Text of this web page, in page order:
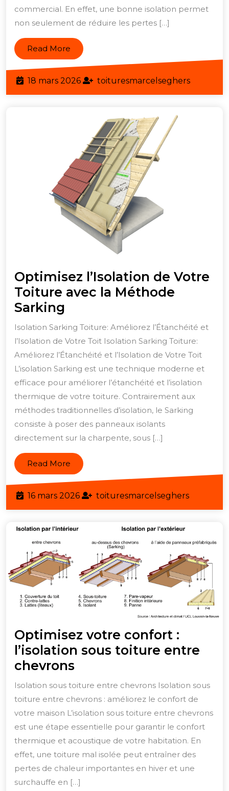
Acier
Toiture
commercial. En effet, une bonne isolation permet
non seulement de réduire les pertes […]
Read More Read
More
18 mars 202618
mars
toituresmarcelseghers
Optimisez l’Isolation de Votre
Toiture avec la Méthode
Sarking
l’Isolation
de
Votre
Toiture
avec
la
Méthode
Sarking
Isolation Sarking Toiture: Améliorez l’Étanchéité et
l’Isolation de Votre Toit Isolation Sarking Toiture:
Améliorez l’Étanchéité et l’Isolation de Votre Toit
L’isolation Sarking est une technique moderne et
efficace pour améliorer l’étanchéité et l’isolation
thermique de votre toiture. Contrairement aux
méthodes traditionnelles d’isolation, le Sarking
consiste à poser des panneaux isolants
directement sur la charpente, sous […]
Read More Read
More
16 mars 202616
mars
toituresmarcelseghers
Optimisez votre confort :
l’isolation sous toiture entre
chevronsOptimisez
votre
confort
:
l’isolation
sous
toiture
entre
chevrons
Isolation sous toiture entre chevrons Isolation sous
toiture entre chevrons : améliorez le confort de
votre maison L’isolation sous toiture entre chevrons
est une étape essentielle pour garantir le confort
thermique et acoustique de votre habitation. En
effet, une toiture mal isolée peut entraîner des
pertes de chaleur importantes en hiver et une
surchauffe en […]